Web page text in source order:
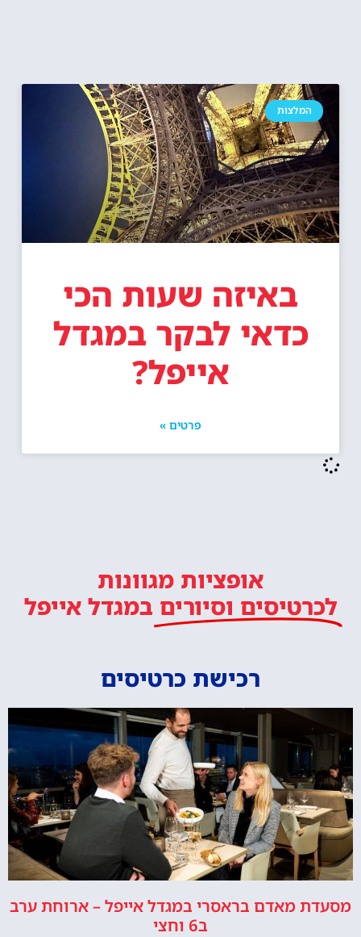
המלצות
באיזה שעות הכי
כדאי לבקר במגדל
אייפל?
פרטים »
אופציות מגוונות
לכרטיסים וסיורים במגדל אייפל
רכישת כרטיסים
מסעדת מאדם בראסרי במגדל אייפל – ארוחת ערב
ב6 וחצי